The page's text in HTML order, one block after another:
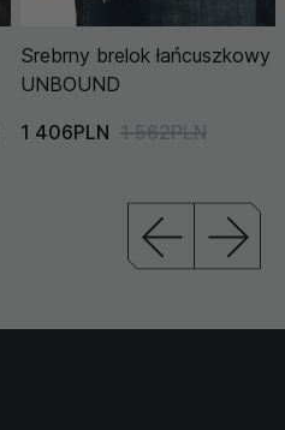
Srebrny brelok łańcuszkowy
UNBOUND
1 406PLN 1 562PLN